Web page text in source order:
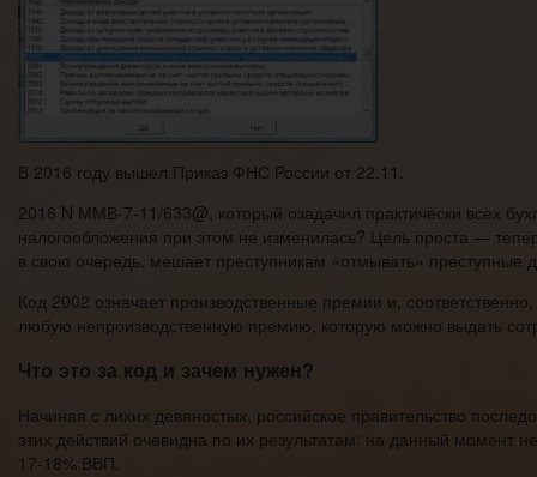
В 2016 году вышел Приказ ФНС России от 22.11.
2016 N ММВ-7-11/633@, который озадачил практически всех
налогообложения при этом не изменилась? Цель проста —
в свою очередь, мешает преступникам «отмывать» преступные
Код 2002 означает производственные премии и,
любую непроизводственную премию, которую можно выдать
Что это за код и зачем нужен?
Начиная с лихих девяностых, российское правительство
этих действий очевидна по их результатам: на данный момент
17-18% ВВП.